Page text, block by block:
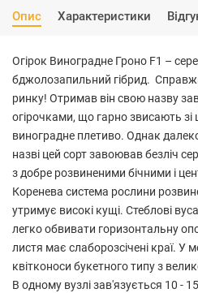
Опис Характеристики
Огірок Виноградне Гроно F1 –
бджолозапильний гібрид.
ринку! Отримав він свою назву
огірочками, що гарно звисають
виноградне плетиво. Однак
назві цей сорт завоював безліч
з добре розвиненими бічними і
Коренева система рослини
утримує високі кущі. Стеблові
легко обвивати горизонтальну
листя має слаборозсічені краї. У
квітконоси букетного типу з
В одному вузлі зав'язується 10 -